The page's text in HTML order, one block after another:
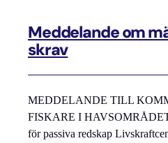
Meddelande om
skrav
MEDDELANDE TILL
FISKARE I
för passiva redskap